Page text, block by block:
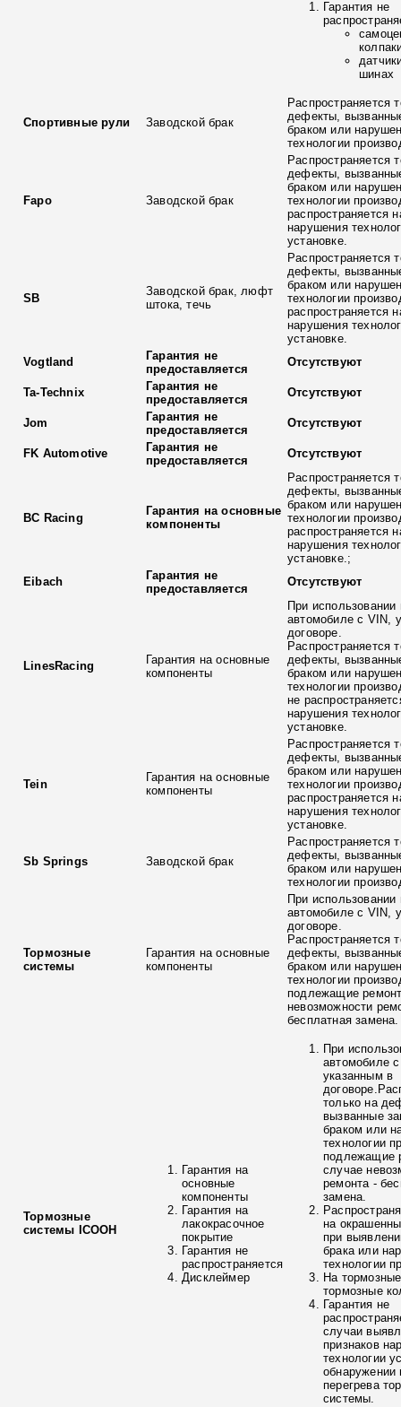
Гарантия не
шинах
Спортивные рули Заводской брак
Распространяется
дефекты,
браком или
технологии
Fapo Заводской брак
Распространяется
дефекты,
браком или
технологии
распространяется
нарушения
установке.
SB
Заводской брак, люфт
штока, течь
Распространяется
дефекты,
браком или
технологии
распространяется
нарушения
установке.
Vogtland
Гарантия не
предоставляется
Отсутствуют
Ta-Technix
Гарантия не
предоставляется
Отсутствуют
Jom
Гарантия не
предоставляется
Отсутствуют
FK Automotive
Гарантия не
предоставляется
Отсутствуют
BC Racing
Гарантия на основные
компоненты
Распространяется
дефекты,
браком или
технологии
распространяется
нарушения
установке.;
Eibach
Гарантия не
предоставляется
Отсутствуют
LinesRacing
Гарантия на основные
компоненты
При использовании
автомобиле с VIN,
договоре.
Распространяется
дефекты,
браком или
технологии
не
нарушения
установке.
Tein
Гарантия на основные
компоненты
Распространяется
дефекты,
браком или
технологии
распространяется
нарушения
установке.
Sb Springs Заводской брак
Распространяется
дефекты,
браком или
технологии
Тормозные
системы
Гарантия на основные
компоненты
При использовании
автомобиле с VIN,
договоре.
Распространяется
дефекты,
браком или
технологии
подлежащие
невозможности
бесплатная замена.
Тормозные
системы ICOOH
Гарантия на
основные
компоненты
Гарантия на
лакокрасочное
покрытие
Гарантия не
распространяется
Дисклеймер
При
автомобиле
указанным в
только на
вызванные
браком или
технологии
подлежащие
случае
ремонта -
замена.
на
при
брака или
технологии
На
тормозные
Гарантия не
случаи
признаков
технологии
обнаружении
перегрева
системы.